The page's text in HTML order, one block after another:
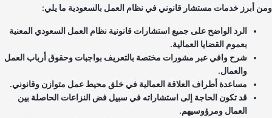
أبرز خدمات مستشار قانوني في نظام العمل بالسعودية ما يلي:
الرد الواضح على جميع استشارات قانونية نظام العمل السعودي المعنية
بعموم القضايا العمالية.
شرح وافي عبر مشورات مختصة بالتعريف بواجبات وحقوق أرباب العمل
والعمال.
مساعدة أطراف العلاقة العمالية في خلق محيط عمل متوازن وقانوني.
قد تكون الحاجة إلى استشاراته في سبيل فض النزاعات الحاصلة بين
العمال ومرؤوسيهم.